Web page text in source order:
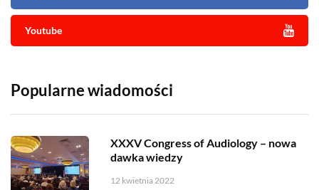
Youtube
Popularne wiadomości
XXXV Congress of Audiology – nowa
dawka wiedzy
12 kwietnia 2022